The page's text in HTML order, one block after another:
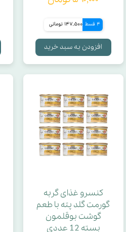
آنتی باکتریال
جنس سرامیک
آرامخور
جنس تیغه
کندروتین
4 قسط 147,500 تومانی
افزودن به سبد خرید
کنسرو غذای گربه
گورمت گلد پته با طعم
گوشت بوقلمون
بسته 12 عددی